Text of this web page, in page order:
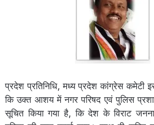
प्रदेश प्रतिनिधि, मध्य प्रदेश कांग्रेस कमेटी
कि उक्त आशय में नगर परिषद एवं पुलिस
सूचित किया गया है, कि देश के विराट